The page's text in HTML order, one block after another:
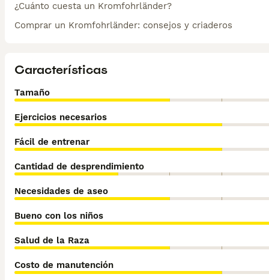
¿Cuánto cuesta un Kromfohrländer?
Comprar un Kromfohrländer: consejos y criaderos
Características
Tamaño
Ejercicios necesarios
Fácil de entrenar
Cantidad de desprendimiento
Necesidades de aseo
Bueno con los niños
Salud de la Raza
Costo de manutención